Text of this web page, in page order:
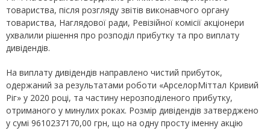
товариства, після розгляду звітів виконавчого органу
товариства, Наглядової ради, Ревізійної комісії акціонери
ухвалили рішення про розподіл прибутку та про виплату
дивідендів.
На виплату дивідендів направлено чистий прибуток,
одержаний за результатами роботи «АрселорМіттал Кривий
Ріг» у 2020 році, та частину нерозподіленого прибутку,
отриманого у минулих роках. Розмір дивідендів затверджено
у сумі 9610237170,00 грн, що на одну просту іменну акцію